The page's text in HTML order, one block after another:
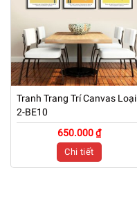
Tranh Trang Trí Canvas Loại
2-BE10
650.000 ₫
Chi tiết